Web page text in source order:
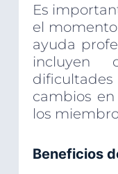
Es
el
ayuda
incluyen
cambios
los
Beneficios